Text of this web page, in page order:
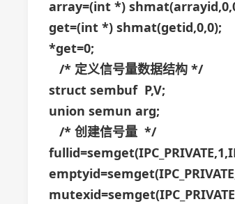
array=(int *)
get=(int *) shmat(getid,0,0);
*get=0;
/* 定义信号量数据结构 */
struct sembuf P,V;
union semun arg;
/* 创建信号量 */